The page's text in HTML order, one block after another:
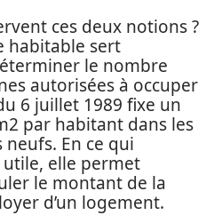
ces deux notions ?
habitable sert
le nombre
autorisées à occuper
6 juillet 1989 fixe un
par habitant dans les
En ce qui
elle permet
le montant de la
d’un logement.